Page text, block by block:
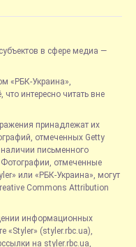
в сфере медиа —
«РБК-Украина»,
интересно читать вне
принадлежат их
отмеченных Getty
письменного
Фотографии, отмеченные
или «РБК-Украина», могут
Commons Attribution
информационных
«Styler» (styler.rbc.ua),
на styler.rbc.ua,